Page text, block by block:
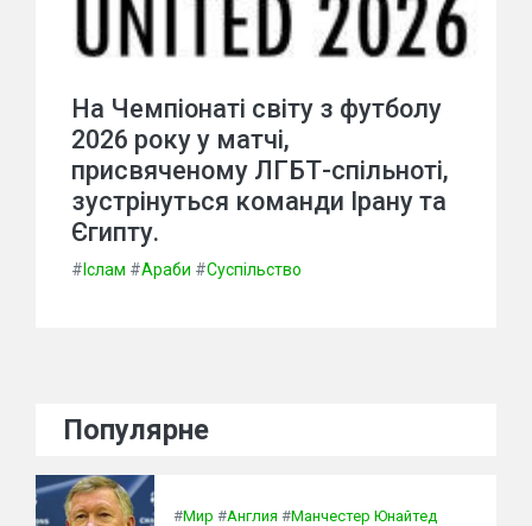
На Чемпіонаті світу з футболу
2026 року у матчі,
присвяченому ЛГБТ-спільноті,
зустрінуться команди Ірану та
Єгипту.
# Іслам #Араби #Суспільство
Популярне
#Мир #Англия #Манчестер Юнайтед